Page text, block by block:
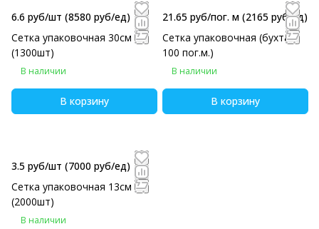
6.6 руб/шт (8580 руб/eд)
Сетка упаковочная 30см
(1300шт)
В наличии
В корзину
21.65 руб/пог. м (2165 руб/eд)
Сетка упаковочная (бухта
100 пог.м.)
В наличии
В корзину
3.5 руб/шт (7000 руб/eд)
Сетка упаковочная 13см
(2000шт)
В наличии